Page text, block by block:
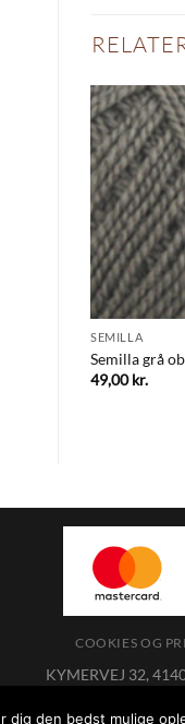
SEMILLA
Semilla grå
49,00kr.
COOKIES OG
KYMERVEJ 32,
dig den bedst mulige